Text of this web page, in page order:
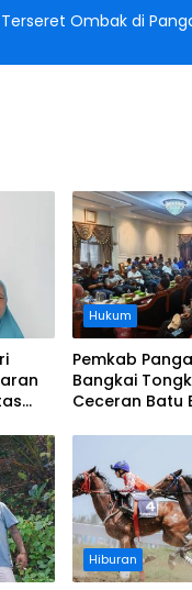
Ombak di
Hukum
Pemkab
Bangkai
Ceceran Batu
Koordinasi
Hiburan